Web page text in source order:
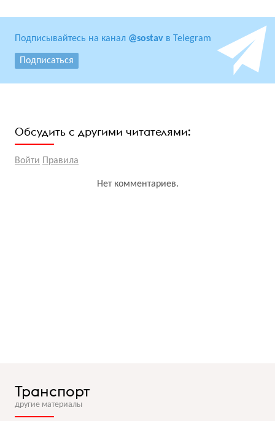
Подписывайтесь на канал @sostav в Telegram
Подписаться
Обсудить с другими читателями:
Войти Правила
Нет комментариев.
Транспорт
другие материалы